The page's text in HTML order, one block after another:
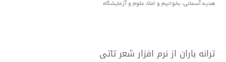
هدیه آسمانی، بخوانیم و املا، علوم و آزمایشگاه
ترانه باران از نرم افزار شعر تاتى